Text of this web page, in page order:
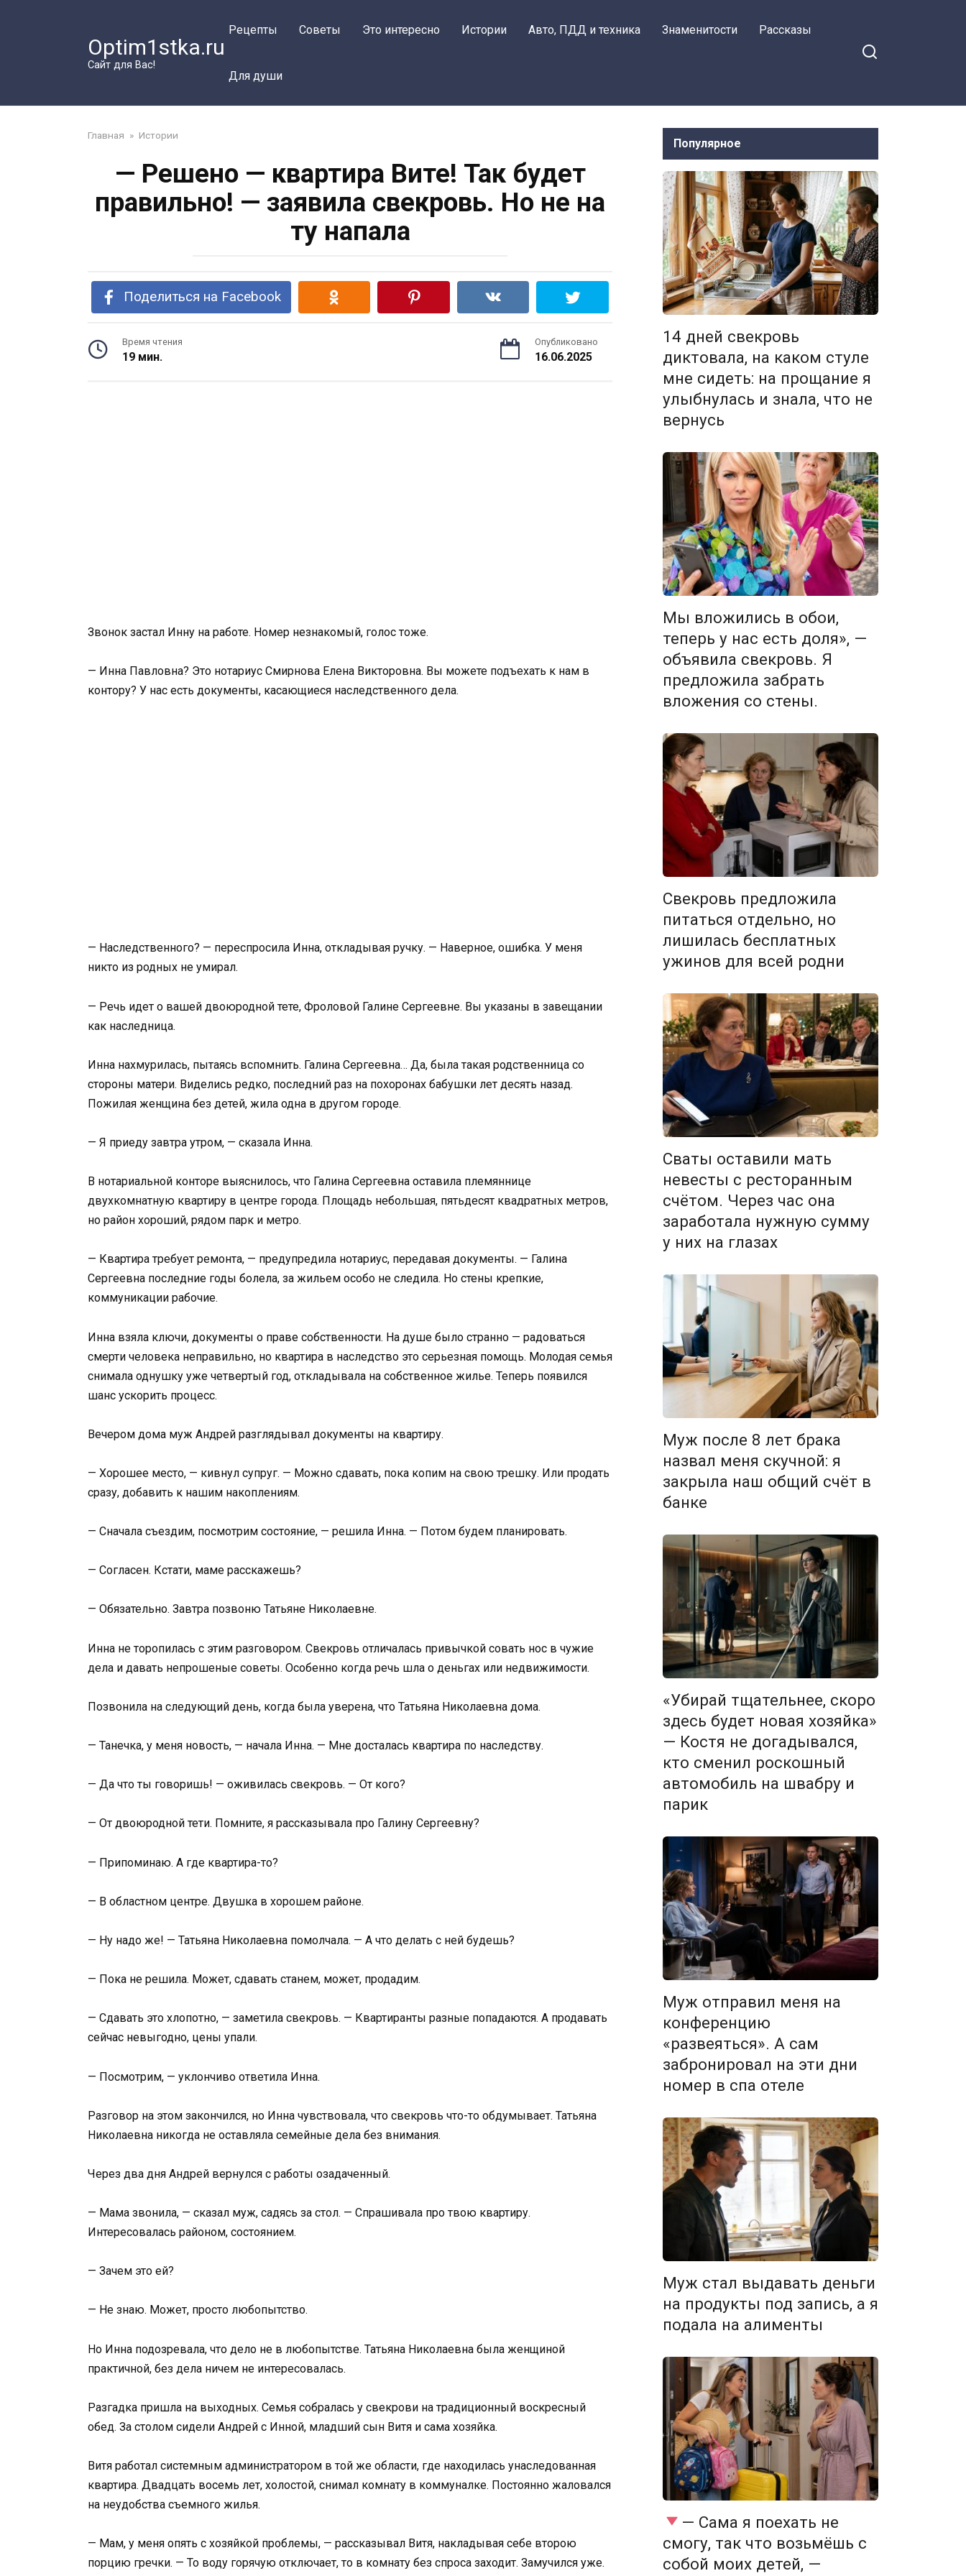
Optim1stka.ru
Сайт для Вас!
Рецепты Советы Это интересно Истории Авто, ПДД и техника Знаменитости Рассказы
Для души
Главная » Истории
— Решено — квартира Вите! Так будет
правильно! — заявила свекровь. Но не на
ту напала
Поделиться на Facebook
Время чтения
19 мин.
Опубликовано
16.06.2025
Звонок застал Инну на работе. Номер незнакомый, голос тоже.
— Инна Павловна? Это нотариус Смирнова Елена Викторовна. Вы можете подъехать к нам в
контору? У нас есть документы, касающиеся наследственного дела.
— Наследственного? — переспросила Инна, откладывая ручку. — Наверное, ошибка. У меня
никто из родных не умирал.
— Речь идет о вашей двоюродной тете, Фроловой Галине Сергеевне. Вы указаны в завещании
как наследница.
Инна нахмурилась, пытаясь вспомнить. Галина Сергеевна… Да, была такая родственница со
стороны матери. Виделись редко, последний раз на похоронах бабушки лет десять назад.
Пожилая женщина без детей, жила одна в другом городе.
— Я приеду завтра утром, — сказала Инна.
В нотариальной конторе выяснилось, что Галина Сергеевна оставила племяннице
двухкомнатную квартиру в центре города. Площадь небольшая, пятьдесят квадратных метров,
но район хороший, рядом парк и метро.
— Квартира требует ремонта, — предупредила нотариус, передавая документы. — Галина
Сергеевна последние годы болела, за жильем особо не следила. Но стены крепкие,
коммуникации рабочие.
Инна взяла ключи, документы о праве собственности. На душе было странно — радоваться
смерти человека неправильно, но квартира в наследство это серьезная помощь. Молодая семья
снимала однушку уже четвертый год, откладывала на собственное жилье. Теперь появился
шанс ускорить процесс.
Вечером дома муж Андрей разглядывал документы на квартиру.
— Хорошее место, — кивнул супруг. — Можно сдавать, пока копим на свою трешку. Или продать
сразу, добавить к нашим накоплениям.
— Сначала съездим, посмотрим состояние, — решила Инна. — Потом будем планировать.
— Согласен. Кстати, маме расскажешь?
— Обязательно. Завтра позвоню Татьяне Николаевне.
Инна не торопилась с этим разговором. Свекровь отличалась привычкой совать нос в чужие
дела и давать непрошеные советы. Особенно когда речь шла о деньгах или недвижимости.
Позвонила на следующий день, когда была уверена, что Татьяна Николаевна дома.
— Танечка, у меня новость, — начала Инна. — Мне досталась квартира по наследству.
— Да что ты говоришь! — оживилась свекровь. — От кого?
— От двоюродной тети. Помните, я рассказывала про Галину Сергеевну?
— Припоминаю. А где квартира-то?
— В областном центре. Двушка в хорошем районе.
— Ну надо же! — Татьяна Николаевна помолчала. — А что делать с ней будешь?
— Пока не решила. Может, сдавать станем, может, продадим.
— Сдавать это хлопотно, — заметила свекровь. — Квартиранты разные попадаются. А продавать
сейчас невыгодно, цены упали.
— Посмотрим, — уклончиво ответила Инна.
Разговор на этом закончился, но Инна чувствовала, что свекровь что-то обдумывает. Татьяна
Николаевна никогда не оставляла семейные дела без внимания.
Через два дня Андрей вернулся с работы озадаченный.
— Мама звонила, — сказал муж, садясь за стол. — Спрашивала про твою квартиру.
Интересовалась районом, состоянием.
— Зачем это ей?
— Не знаю. Может, просто любопытство.
Но Инна подозревала, что дело не в любопытстве. Татьяна Николаевна была женщиной
практичной, без дела ничем не интересовалась.
Разгадка пришла на выходных. Семья собралась у свекрови на традиционный воскресный
обед. За столом сидели Андрей с Инной, младший сын Витя и сама хозяйка.
Витя работал системным администратором в той же области, где находилась унаследованная
квартира. Двадцать восемь лет, холостой, снимал комнату в коммуналке. Постоянно жаловался
на неудобства съемного жилья.
— Мам, у меня опять с хозяйкой проблемы, — рассказывал Витя, накладывая себе второю
порцию гречки. — То воду горячую отключает, то в комнату без спроса заходит. Замучился уже.
Популярное
14 дней свекровь
диктовала, на каком стуле
мне сидеть: на прощание я
улыбнулась и знала, что не
вернусь
Мы вложились в обои,
теперь у нас есть доля», —
объявила свекровь. Я
предложила забрать
вложения со стены.
Свекровь предложила
питаться отдельно, но
лишилась бесплатных
ужинов для всей родни
Сваты оставили мать
невесты с ресторанным
счётом. Через час она
заработала нужную сумму
у них на глазах
Муж после 8 лет брака
назвал меня скучной: я
закрыла наш общий счёт в
банке
«Убирай тщательнее, скоро
здесь будет новая хозяйка»
— Костя не догадывался,
кто сменил роскошный
автомобиль на швабру и
парик
Муж отправил меня на
конференцию
«развеяться». А сам
забронировал на эти дни
номер в спа отеле
Муж стал выдавать деньги
на продукты под запись, а я
подала на алименты
— Сама я поехать не
смогу, так что возьмёшь с
собой моих детей, —